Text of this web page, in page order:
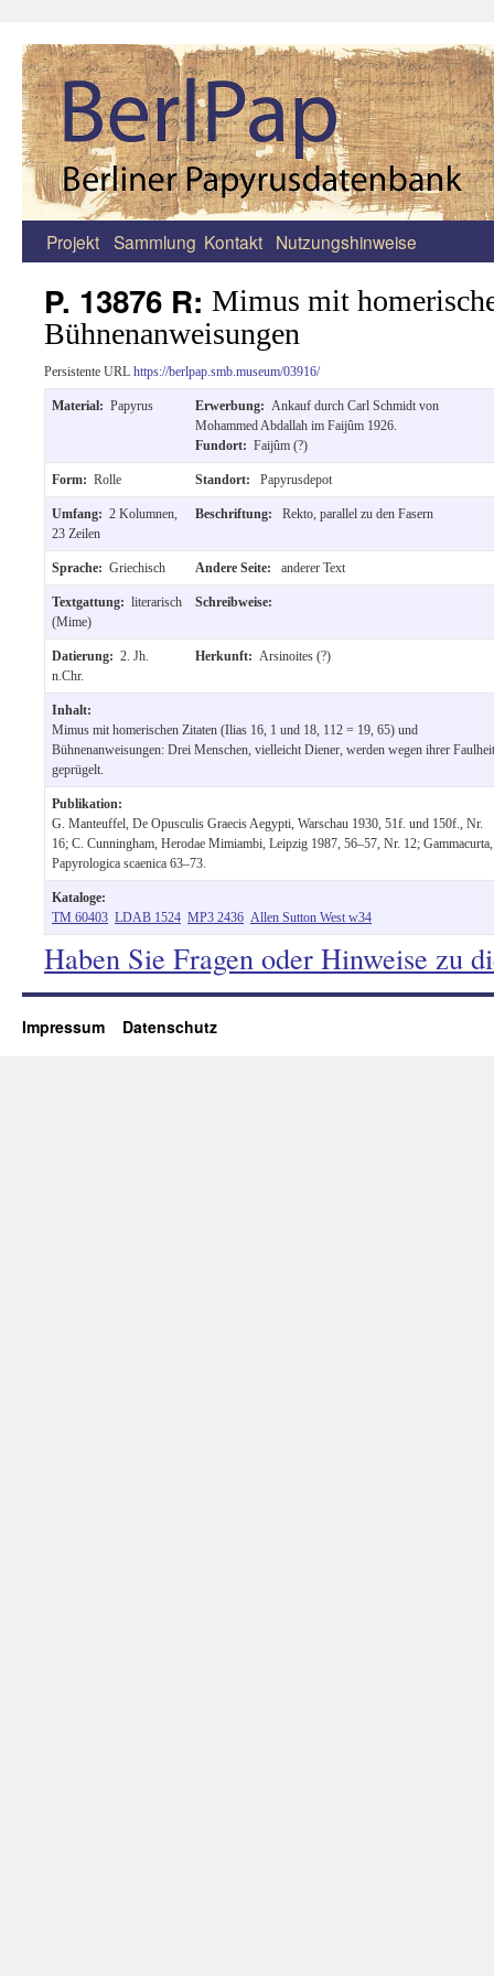
Zum
springen
Projekt Sammlung Kontakt Nutzungshinweise
P. 13876 R: Mimus mit
Bühnenanweisungen
Persistente URL https://berlpap.smb.museum/03916/
Material: Papyrus Erwerbung: Ankauf durch Carl Schmidt von
Mohammed Abdallah im Faijûm 1926.
Fundort: Faijûm (?)
Form: Rolle Standort: Papyrusdepot
Umfang: 2 Kolumnen,
23 Zeilen
Beschriftung: Rekto, parallel zu den Fasern
Sprache: Griechisch Andere Seite: anderer Text
Textgattung: literarisch
(Mime)
Schreibweise:
Datierung: 2. Jh.
n.Chr.
Herkunft: Arsinoites (?)
Inhalt:
Mimus mit homerischen Zitaten (Ilias 16, 1 und 18, 112 = 19, 65) und
Bühnenanweisungen: Drei Menschen, vielleicht Diener, werden wegen ihrer Faulheit
geprügelt.
Publikation:
G. Manteuffel, De Opusculis Graecis Aegypti, Warschau 1930, 51f. und 150f., Nr.
16; C. Cunningham, Herodae Mimiambi, Leipzig 1987, 56–57, Nr. 12; Gammacurta,
Papyrologica scaenica 63–73.
Kataloge:
TM 60403 LDAB 1524 MP3 2436 Allen Sutton West w34
Haben Sie Fragen oder Hinweise zu
Impressum Datenschutz